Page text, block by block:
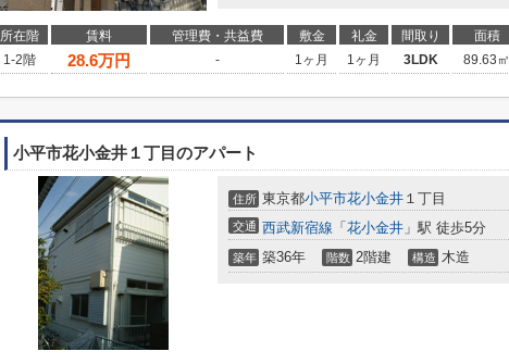
所在階 賃料 管理費・共益費 敷金 礼金 間取り 面積
1-2階
28.6万円 - 1ヶ月 1ヶ月 3LDK 89.63㎡
小平市花小金井１丁目のアパート
住所 東京都小平市花小金井 １丁目
交通 西武新宿線 「 花小金井 」駅 徒歩5分
築年 築36年 階数 2階建 構造 木造